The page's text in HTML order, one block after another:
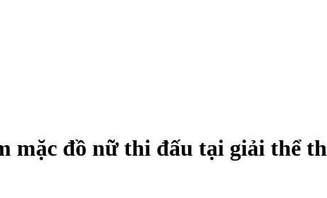
mặc đồ nữ thi đấu tại giải thể